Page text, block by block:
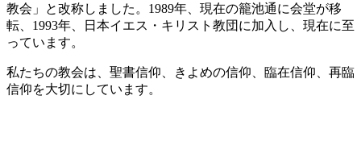
教会」と改称しました。1989年、現在の籠池通に会堂が移
転、1993年、日本イエス・キリスト教団に加入し、現在に至
っています。
私たちの教会は、聖書信仰、きよめの信仰、臨在信仰、再臨
信仰を大切にしています。